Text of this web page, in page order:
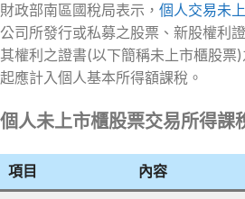
財政部南區國稅局表示， 個人交易未
公司所發行或私募之股票、新股權利
其權利之證書(以下簡稱未上市櫃股票)
起應計入個人基本所得額課稅。
個人未上市櫃股票交易所得課
項目 內容